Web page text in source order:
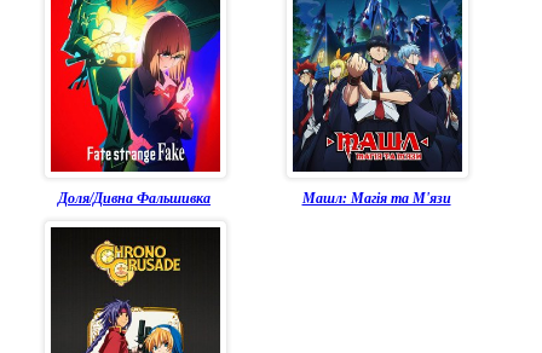
Доля/Дивна Фальшивка Машл: Магія та М'язи